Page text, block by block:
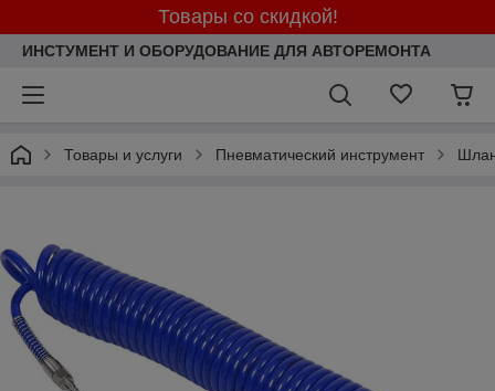
Товары со скидкой!
ИНСТУМЕНТ И ОБОРУДОВАНИЕ ДЛЯ АВТОРЕМОНТА
Товары и услуги Пневматический инструмент